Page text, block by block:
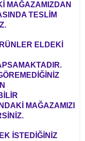
MAĞAZAMIZDAN
TESLİM
ELDEKİ
MAĞAZAMIZI
İSTEDİĞİNİZ